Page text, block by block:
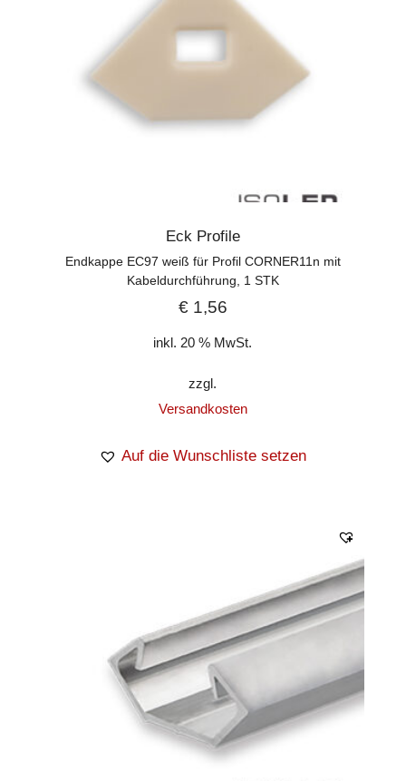
Eck Profile
Endkappe EC97 weiß für Profil CORNER11n mit
Kabeldurchführung, 1 STK
€1,56
inkl. 20 % MwSt.
zzgl.
Versandkosten
Auf die Wunschliste setzen